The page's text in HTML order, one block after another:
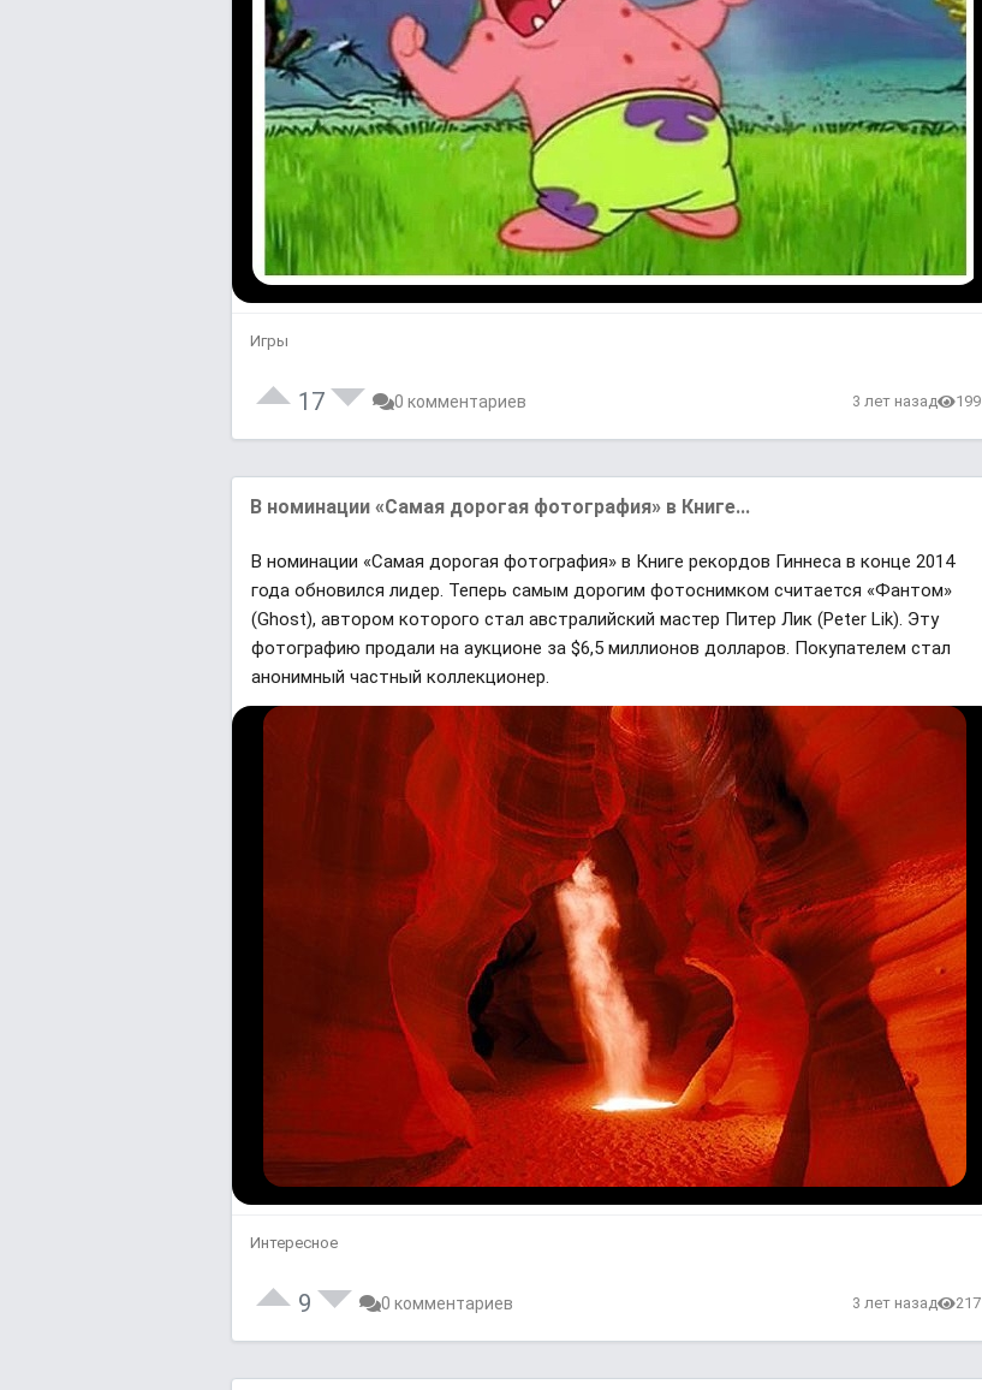
Игры
17 0 комментариев 3 лет назад 199
В номинации «Самая дорогая фотография» в Книге...
В номинации «Самая дорогая фотография» в Книге рекордов Гиннеса в конце 2014
года обновился лидер. Теперь самым дорогим фотоснимком считается «Фантом»
(Ghost), автором которого стал австралийский мастер Питер Лик (Peter Lik). Эту
фотографию продали на аукционе за $6,5 миллионов долларов. Покупателем стал
анонимный частный коллекционер.
Интересное
9 0 комментариев 3 лет назад 217